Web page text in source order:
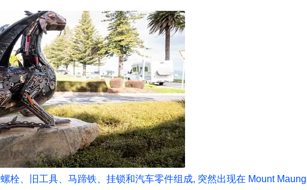
螺栓、旧工具、马蹄铁、挂锁和汽车零件组成, 突然出现在 Mount